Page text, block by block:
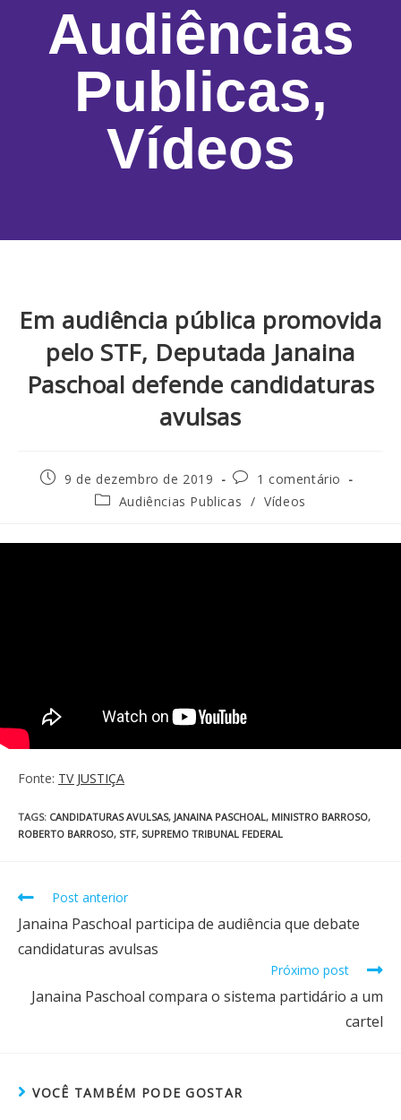
Audiências
Publicas,
Vídeos
Em audiência pública promovida
pelo STF, Deputada Janaina
Paschoal defende candidaturas
avulsas
9 de dezembro de 2019
1 comentário
Audiências Publicas / Vídeos
Fonte: TV JUSTIÇA
TAGS: CANDIDATURAS AVULSAS, JANAINA PASCHOAL, MINISTRO BARROSO,
ROBERTO BARROSO, STF, SUPREMO TRIBUNAL FEDERAL
Post anterior
Janaina Paschoal participa de audiência que debate
candidaturas avulsas
Próximo post
Janaina Paschoal compara o sistema partidário a um
cartel
VOCÊ TAMBÉM PODE GOSTAR